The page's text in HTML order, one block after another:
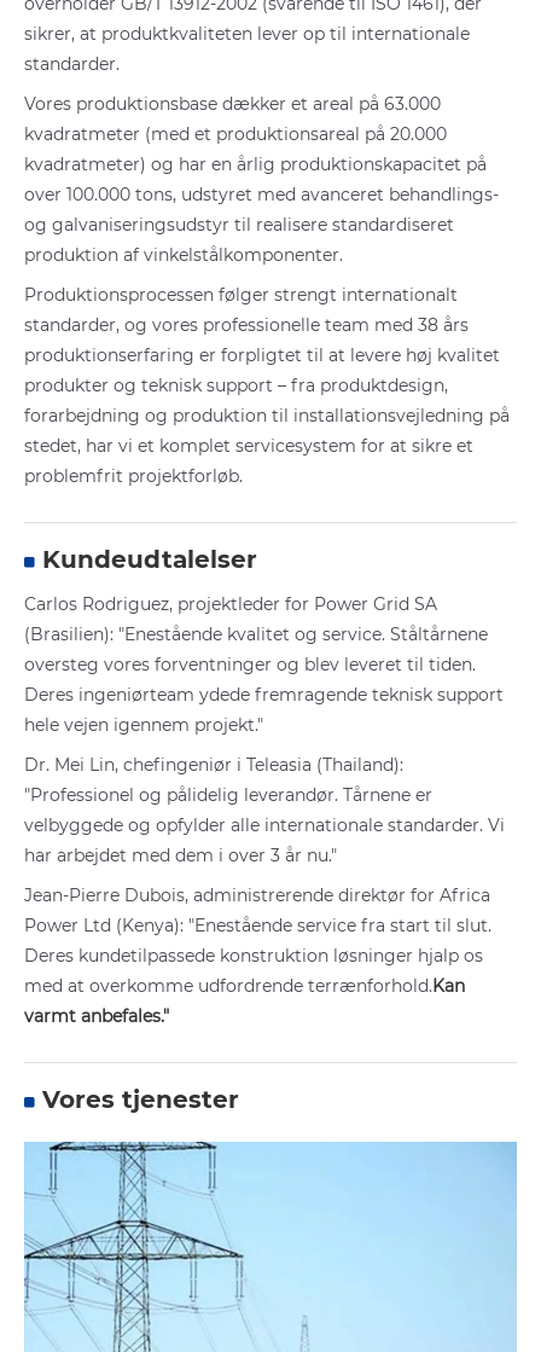
sikrer, at produktkvaliteten lever op til internationale
standarder.
Vores produktionsbase dækker et areal på 63.000
kvadratmeter (med et produktionsareal på 20.000
kvadratmeter) og har en årlig produktionskapacitet på
over 100.000 tons, udstyret med avanceret behandlings-
og galvaniseringsudstyr til realisere standardiseret
produktion af vinkelstålkomponenter.
Produktionsprocessen følger strengt internationalt
standarder, og vores professionelle team med 38 års
produktionserfaring er forpligtet til at levere høj kvalitet
produkter og teknisk support – fra produktdesign,
forarbejdning og produktion til installationsvejledning på
stedet, har vi et komplet servicesystem for at sikre et
problemfrit projektforløb.
Kundeudtalelser
Carlos Rodriguez, projektleder for Power Grid SA
(Brasilien): "Enestående kvalitet og service. Ståltårnene
oversteg vores forventninger og blev leveret til tiden.
Deres ingeniørteam ydede fremragende teknisk support
hele vejen igennem projekt."
Dr. Mei Lin, chefingeniør i Teleasia (Thailand):
"Professionel og pålidelig leverandør. Tårnene er
velbyggede og opfylder alle internationale standarder. Vi
har arbejdet med dem i over 3 år nu."
Jean-Pierre Dubois, administrerende direktør for Africa
Power Ltd (Kenya): "Enestående service fra start til slut.
Deres kundetilpassede konstruktion løsninger hjalp os
med at overkomme udfordrende terrænforhold.Kan
varmt anbefales."
Vores tjenester